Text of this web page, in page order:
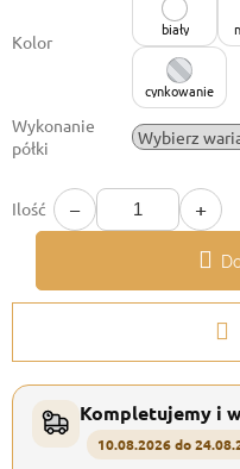
Kolor
biały
cynkowanie
Wykonanie
półki
Ilość − +
Kompletujemy i
10.08.2026 do